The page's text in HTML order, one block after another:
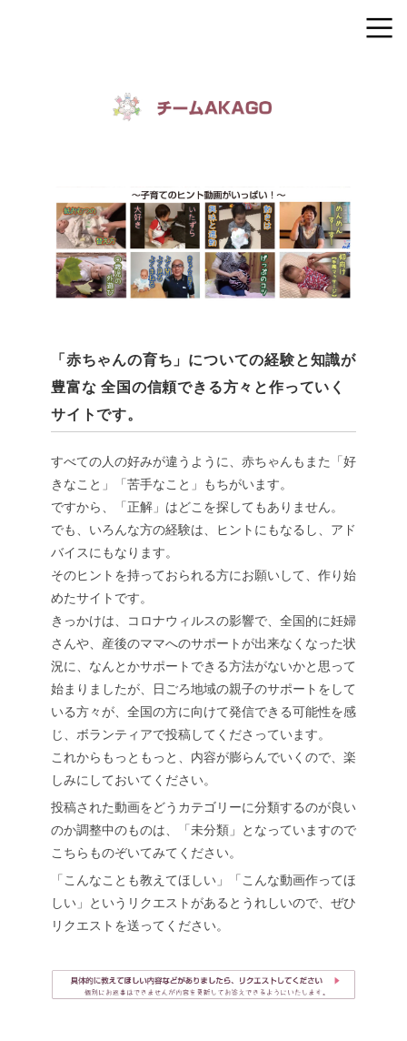
「赤ちゃんの育ち」についての経験と知識が
豊富な 全国の信頼できる方々と作っていく
サイトです。
すべての人の好みが違うように、赤ちゃんもまた「好
きなこと」「苦手なこと」もちがいます。
ですから、「正解」はどこを探してもありません。
でも、いろんな方の経験は、ヒントにもなるし、アド
バイスにもなります。
そのヒントを持っておられる方にお願いして、作り始
めたサイトです。
きっかけは、コロナウィルスの影響で、全国的に妊婦
さんや、産後のママへのサポートが出来なくなった状
況に、なんとかサポートできる方法がないかと思って
始まりましたが、日ごろ地域の親子のサポートをして
いる方々が、全国の方に向けて発信できる可能性を感
じ、ボランティアで投稿してくださっています。
これからもっともっと、内容が膨らんでいくので、楽
しみにしておいてください。
投稿された動画をどうカテゴリーに分類するのが良い
のか調整中のものは、「未分類」となっていますので
こちらものぞいてみてください。
「こんなことも教えてほしい」「こんな動画作ってほ
しい」というリクエストがあるとうれしいので、ぜひ
リクエストを送ってください。